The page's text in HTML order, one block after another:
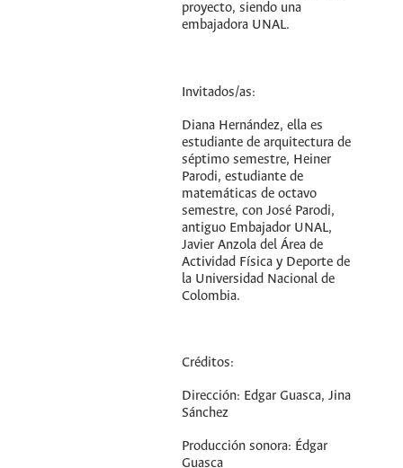
proyecto, siendo una
embajadora UNAL.
Invitados/as:
Diana Hernández, ella es
estudiante de arquitectura de
séptimo semestre, Heiner
Parodi, estudiante de
matemáticas de octavo
semestre, con José Parodi,
antiguo Embajador UNAL,
Javier Anzola del Área de
Actividad Física y Deporte de
la Universidad Nacional de
Colombia.
Créditos:
Dirección: Edgar Guasca, Jina
Sánchez
Producción sonora: Édgar
Guasca